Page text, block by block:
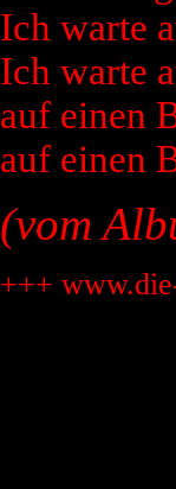
Ich warte
Ich warte
auf einen
auf einen
(vom
+++